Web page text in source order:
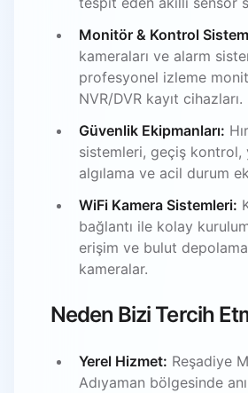
Monitör & Kontrol
kameraları ve alarm
profesyonel izleme
NVR/DVR kayıt cihazları.
Güvenlik Ekipmanları:
sistemleri, geçiş kontrol,
algılama ve acil durum
WiFi Kamera Sistemleri:
bağlantı ile kolay
erişim ve bulut depolama
kameralar.
Neden Bizi Tercih
Yerel Hizmet: Reşadiye
Adıyaman bölgesinde